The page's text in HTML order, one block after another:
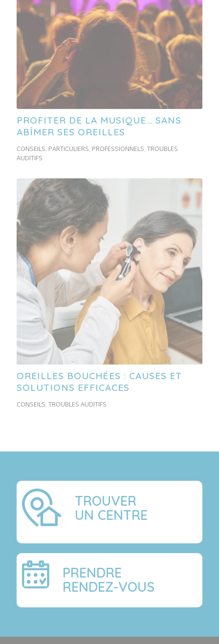
PROFITER DE LA MUSIQUE… SANS
ABÎMER SES OREILLES
CONSEILS, PARTICULIERS, PROFESSIONNELS, TROUBLES
AUDITIFS
OREILLES BOUCHÉES : CAUSES ET
SOLUTIONS EFFICACES
CONSEILS, TROUBLES AUDITIFS
TROUVER
UN CENTRE
PRENDRE
RENDEZ-VOUS